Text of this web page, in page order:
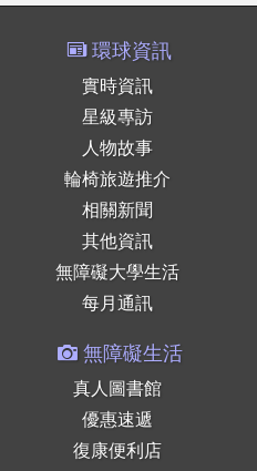
環球資訊
實時資訊
星級專訪
人物故事
輪椅旅遊推介
相關新聞
其他資訊
無障礙大學生活
每月通訊
無障礙生活
真人圖書館
優惠速遞
復康便利店